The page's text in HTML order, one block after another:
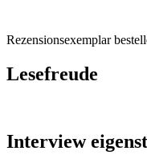
Rezensionsexemplar
Lesefreude
Interview